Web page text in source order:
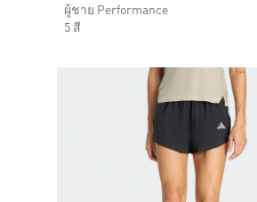
ผู้ชาย Performance
5 สี